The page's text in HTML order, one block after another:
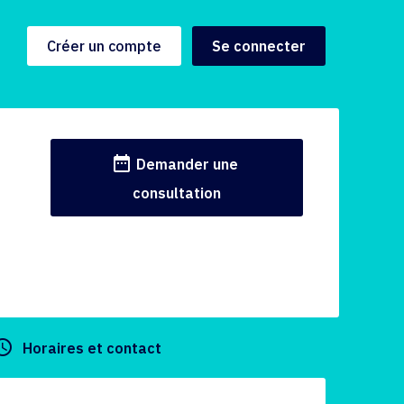
Créer un compte Se connecter
date_range Demander une
consultation
Horaires et contact